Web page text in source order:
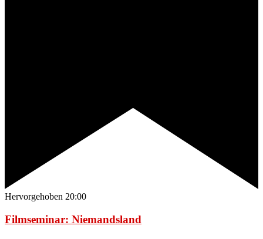
Hervorgehoben 20:00
Filmseminar: Niemandsland